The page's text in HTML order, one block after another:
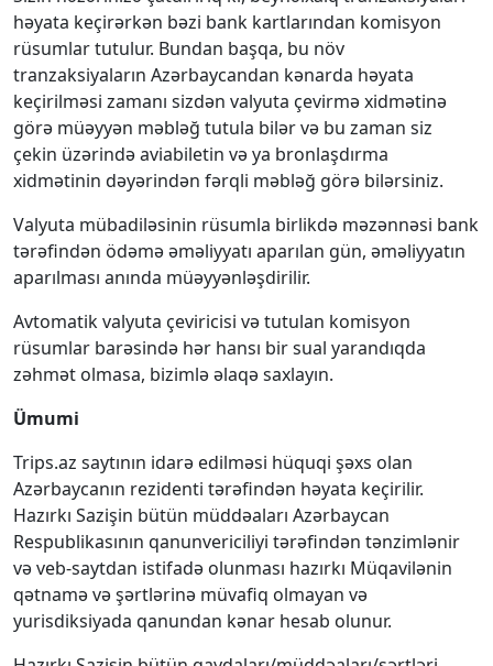
həyata keçirərkən bəzi bank kartlarından komisyon
rüsumlar tutulur. Bundan başqa, bu növ
tranzaksiyaların Azərbaycandan kənarda həyata
keçirilməsi zamanı sizdən valyuta çevirmə xidmətinə
görə müəyyən məbləğ tutula bilər və bu zaman siz
çekin üzərində aviabiletin və ya bronlaşdırma
xidmətinin dəyərindən fərqli məbləğ görə bilərsiniz.
Valyuta mübadiləsinin rüsumla birlikdə məzənnəsi bank
tərəfindən ödəmə əməliyyatı aparılan gün, əməliyyatın
aparılması anında müəyyənləşdirilir.
Avtomatik valyuta çeviricisi və tutulan komisyon
rüsumlar barəsində hər hansı bir sual yarandıqda
zəhmət olmasa, bizimlə əlaqə saxlayın.
Ümumi
Trips.az saytının idarə edilməsi hüquqi şəxs olan
Azərbaycanın rezidenti tərəfindən həyata keçirilir.
Hazırkı Sazişin bütün müddəaları Azərbaycan
Respublikasının qanunvericiliyi tərəfindən tənzimlənir
və veb-saytdan istifadə olunması hazırkı Müqavilənin
qətnamə və şərtlərinə müvafiq olmayan və
yurisdiksiyada qanundan kənar hesab olunur.